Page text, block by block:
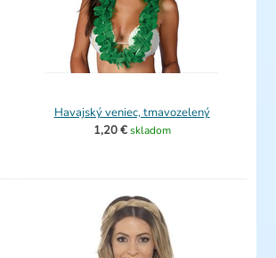
Havajský veniec, tmavozelený
1,20 € skladom